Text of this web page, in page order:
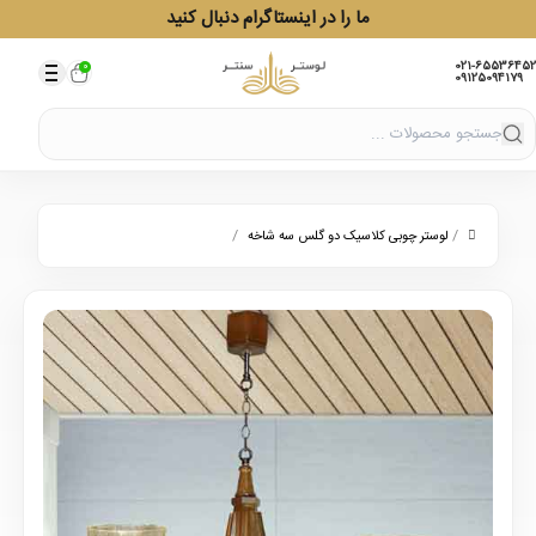
ما را در اینستاگرام دنبال کنید
021-65536452
09125094179
0
/ لوستر چوبی کلاسیک دو گلس سه شاخه /